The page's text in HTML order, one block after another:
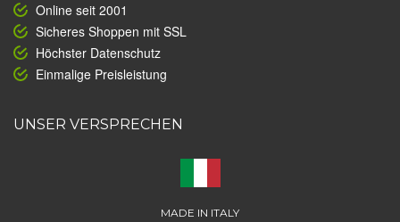
Online seit 2001
Sicheres Shoppen mit SSL
Höchster Datenschutz
Einmalige Preisleistung
UNSER VERSPRECHEN
MADE IN ITALY